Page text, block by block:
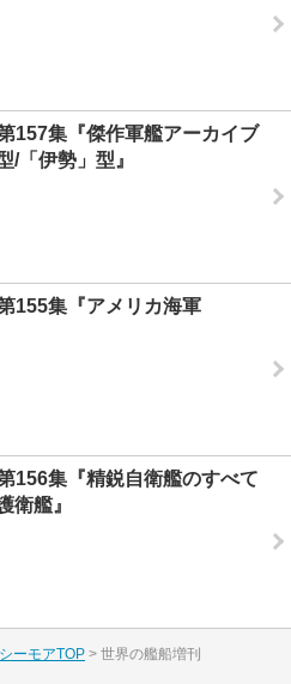
157集『傑作軍艦アーカイブ
/「伊勢」型』
155集『アメリカ海軍
156集『精鋭自衛艦のすべて
衛艦』
ーモアTOP 世界の艦船増刊